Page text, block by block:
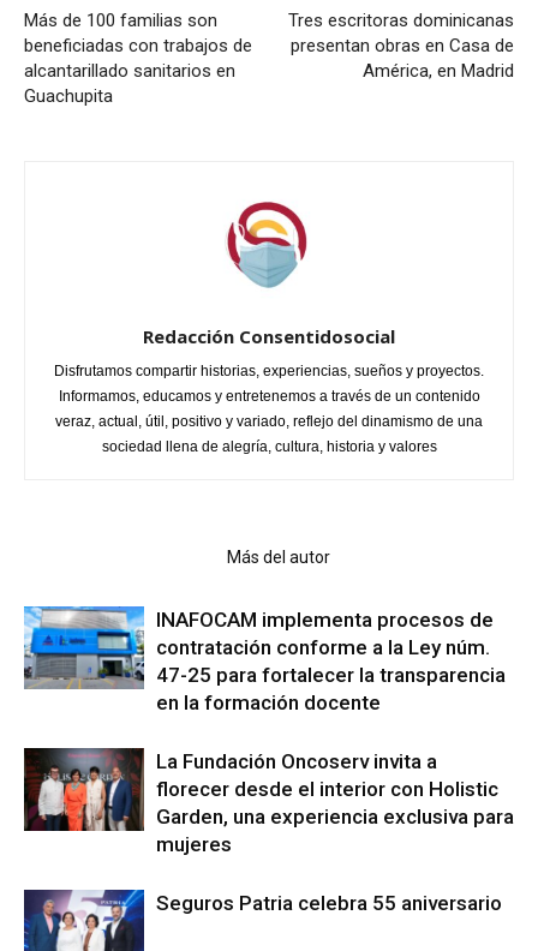
Más de 100 familias son
beneficiadas con trabajos de
alcantarillado sanitarios en
Guachupita
Tres escritoras dominicanas
presentan obras en Casa de
América, en Madrid
Redacción Consentidosocial
Disfrutamos compartir historias, experiencias, sueños y proyectos.
Informamos, educamos y entretenemos a través de un contenido
veraz, actual, útil, positivo y variado, reflejo del dinamismo de una
sociedad llena de alegría, cultura, historia y valores
Más del autor
INAFOCAM implementa procesos de
contratación conforme a la Ley núm.
47-25 para fortalecer la transparencia
en la formación docente
La Fundación Oncoserv invita a
florecer desde el interior con Holistic
Garden, una experiencia exclusiva para
mujeres
Seguros Patria celebra 55 aniversario